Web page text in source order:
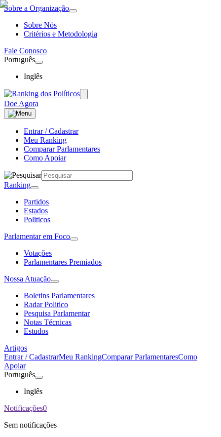
Sobre a Organização
Sobre Nós
Critérios e Metodologia
Fale Conosco
Português
Inglês
Doe Agora
Entrar / Cadastrar
Meu Ranking
Comparar Parlamentares
Como Apoiar
Ranking
Partidos
Estados
Politicos
Parlamentar em Foco
Votações
Parlamentares Premiados
Nossa Atuação
Boletins Parlamentares
Radar Politico
Pesquisa Parlamentar
Notas Técnicas
Estudos
Artigos
Entrar / CadastrarMeu RankingComparar ParlamentaresComo
Apoiar
Português
Inglês
Notificações0
Sem notificações